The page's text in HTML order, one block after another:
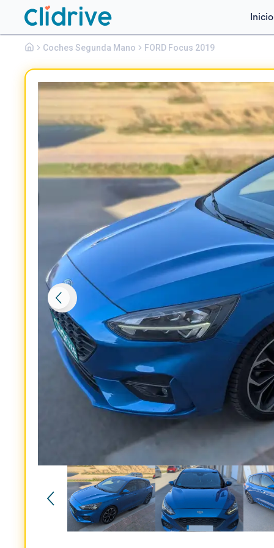
Inicio
Coches Segunda Mano FORD Focus 2019
FordFocus
1.0 ECOBOOST ST-LINE